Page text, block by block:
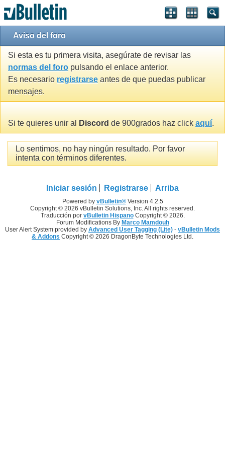
Aviso del foro
Si esta es tu primera visita, asegúrate de revisar las
normas del foro pulsando el enlace anterior.
Es necesario registrarse antes de que puedas publicar
mensajes.
Si te quieres unir al Discord de 900grados haz click aquí.
Lo sentimos, no hay ningún resultado. Por favor
intenta con términos diferentes.
Iniciar sesión Registrarse Arriba
Powered by vBulletin®Version 4.2.5
Copyright © 2026 vBulletin Solutions, Inc. All rights reserved.
Traducción por vBulletin HispanoCopyright © 2026.
Forum Modifications By Marco Mamdouh
User Alert System provided by Advanced User Tagging (Lite) - vBulletin Mods
& Addons Copyright © 2026 DragonByte Technologies Ltd.